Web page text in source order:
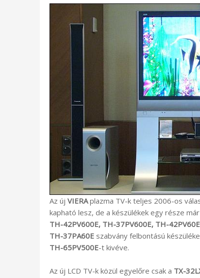
Az új VIERAplazma TV-k teljes 2006-os
kapható lesz, de a készülékek egy része
TH-42PV600E, TH-37PV600E, TH-42PV60E
TH-37PA60E szabvány felbontású
TH-65PV500E-t kivéve.
Az új LCD TV-k közül egyelőre csak a TX-